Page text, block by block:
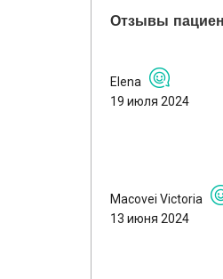
Отзывы
Elena
19 июля 2024
Macovei Victoria
13 июня 2024